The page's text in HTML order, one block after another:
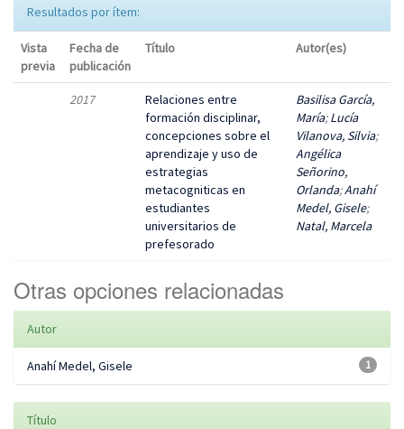
Resultados por ítem:
Vista
previa
Fecha de
publicación
Título Autor(es)
2017
Relaciones entre
formación disciplinar,
concepciones sobre el
aprendizaje y uso de
estrategias
metacogniticas en
estudiantes
universitarios de
prefesorado
Basilisa García,
María;Lucía
Vilanova, Silvia;
Angélica
Señorino,
Orlanda;Anahí
Medel, Gisele;
Natal, Marcela
Otras opciones relacionadas
Autor
1
Anahí Medel, Gisele
Título